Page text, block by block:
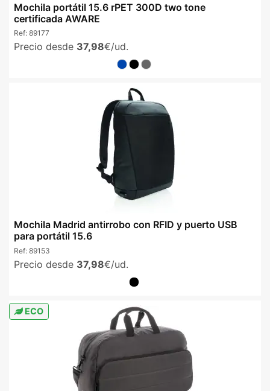
Mochila portátil 15.6 rPET 300D two tone
certificada AWARE
Ref: 89177
Precio desde 37,98€/ud.
Mochila Madrid antirrobo con RFID y puerto USB
para portátil 15.6
Ref: 89153
Precio desde 37,98€/ud.
ECO